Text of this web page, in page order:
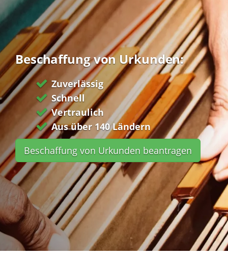
Beschaffung von Urkunden:
Zuverlässig
Schnell
Vertraulich
Aus über 140 Ländern
Beschaffung von Urkunden beantragen